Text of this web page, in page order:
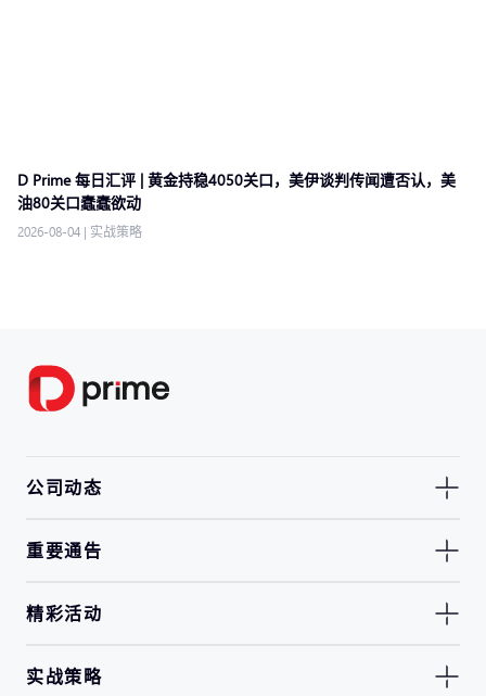
D Prime 每日汇评 | 黄金持稳4050关口，美伊谈判传闻遭否认，美
油80关口蠢蠢欲动
2026-08-04 | 实战策略
公司动态
重要通告
精彩活动
实战策略